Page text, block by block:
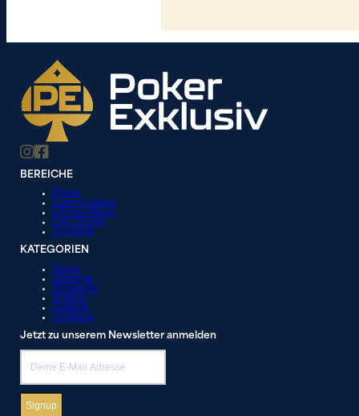
BEREICHE
Poker
Casino News
Online News
City Guide
Turniere
KATEGORIEN
News
Lifestyle
Strategie
Videos
Galerie
Liveblog
Jetzt zu unserem Newsletter anmelden
Signup